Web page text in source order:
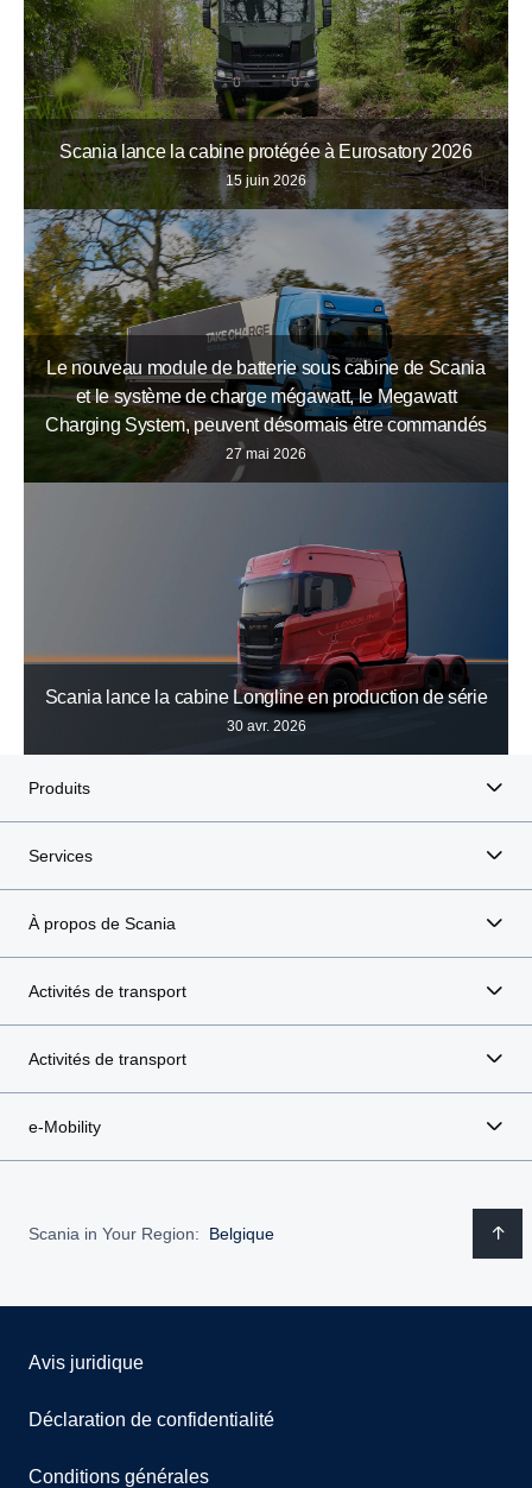
Scania lance la cabine protégée à Eurosatory 2026
15 juin 2026
Le nouveau module de batterie sous cabine de Scania
et le système de charge mégawatt, le Megawatt
Charging System, peuvent désormais être commandés
27 mai 2026
Scania lance la cabine Longline en production de série
30 avr. 2026
Produits
Services
À propos de Scania
Activités de transport
Activités de transport
e-Mobility
Scania in Your Region: Belgique
Avis juridique
Déclaration de confidentialité
Conditions générales